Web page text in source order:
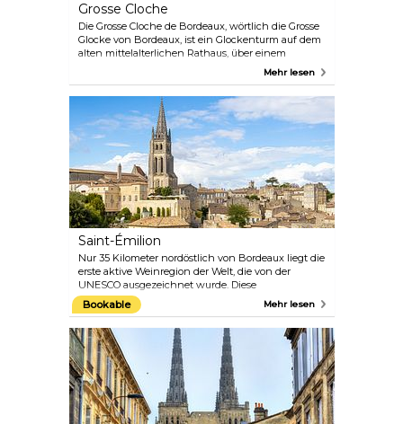
Grosse Cloche
Die Grosse Cloche de Bordeaux, wörtlich die Grosse
Glocke von Bordeaux, ist ein Glockenturm auf dem
alten mittelalterlichen Rathaus, über einem
ehemaligen Jugendgefängnis. Man kann zwei 40
zentralen Gebäudes stehen. Die Glocke aus dem 18.
Jahrhundert hat ein beeindruckendes Gewicht von
7.800 Kilogramm und wird zu besonderen Anlässen
geläutet.
Mehr lesen
Saint-Émilion
Nur 35 Kilometer nordöstlich von Bordeaux liegt die
erste aktive Weinregion der Welt, die von der
UNESCO ausgezeichnet wurde. Diese
mittelalterliche Stadt ist wirklich atemberaubend
und voller historischer Monumente und Museen.
Einige dieser faszinierenden Stätten sind sogar
unterirdisch versteckt! Ein Muss für jeden
Weinliebhaber und Geschichtsinteressierten.
Bookable Mehr lesen